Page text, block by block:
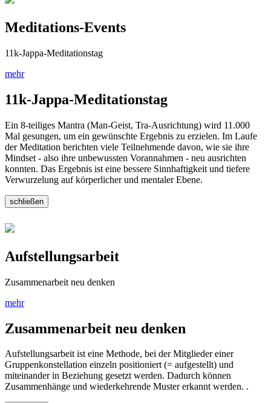
Meditations-Events
11k-Jappa-Meditationstag
mehr
11k-Jappa-Meditationstag
Ein 8-teiliges Mantra (Man-Geist, Tra-Ausrichtung) wird 11.000
Mal gesungen, um ein gewünschte Ergebnis zu erzielen. Im Laufe
der Meditation berichten viele Teilnehmende davon, wie sie ihre
Mindset - also ihre unbewussten Vorannahmen - neu ausrichten
konnten. Das Ergebnis ist eine bessere Sinnhaftigkeit und tiefere
Verwurzelung auf körperlicher und mentaler Ebene.
schließen
Aufstellungsarbeit
Zusammenarbeit neu denken
mehr
Zusammenarbeit neu denken
Aufstellungsarbeit ist eine Methode, bei der Mitglieder einer
Gruppenkonstellation einzeln positioniert (= aufgestellt) und
miteinander in Beziehung gesetzt werden. Dadurch können
Zusammenhänge und wiederkehrende Muster erkannt werden. .